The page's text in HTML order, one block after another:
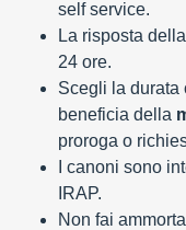
self service.
La risposta
24 ore.
Scegli la durata
beneficia della
proroga o
I canoni sono
IRAP.
Non fai